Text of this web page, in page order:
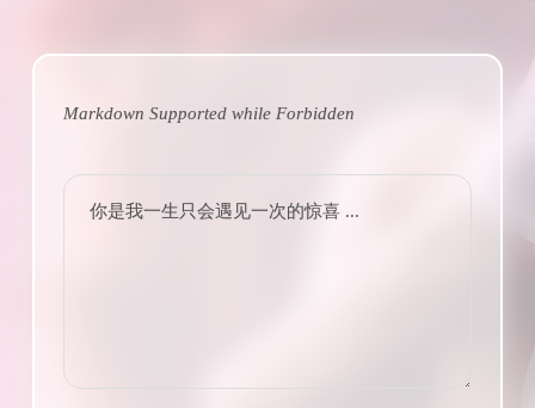
Markdown Supported while Forbidden
你是我一生只会遇见一次的惊喜 ...